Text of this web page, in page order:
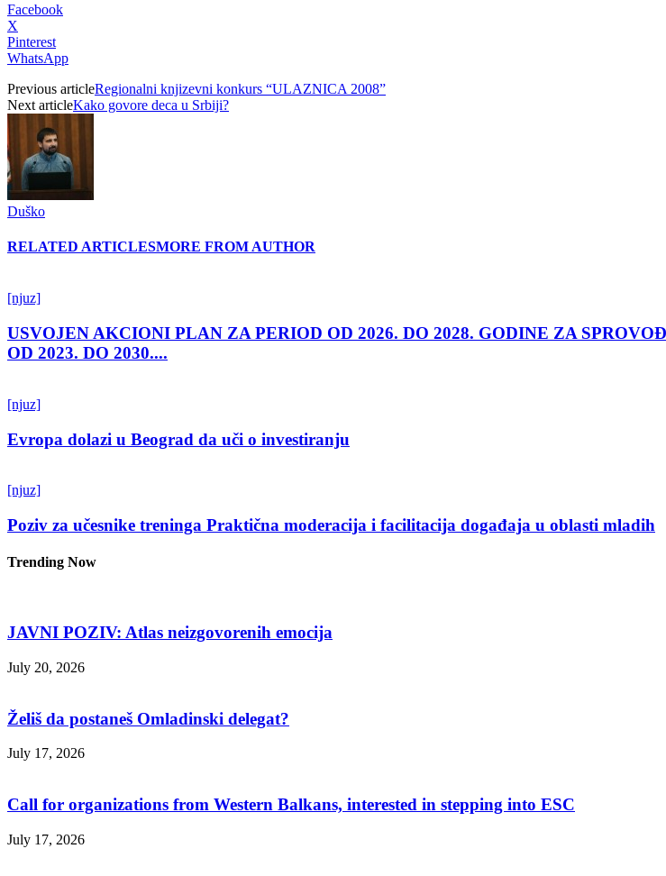
Facebook
X
Pinterest
WhatsApp
Previous articleRegionalni knjizevni konkurs “ULAZNICA 2008”
Next articleKako govore deca u Srbiji?
Duško
RELATED ARTICLESMORE FROM AUTHOR
[njuz]
USVOJEN AKCIONI PLAN ZA PERIOD OD 2026. DO 2028. GODINE ZA
OD 2023. DO 2030....
[njuz]
Evropa dolazi u Beograd da uči o investiranju
[njuz]
Poziv za učesnike treninga Praktična moderacija i facilitacija događaja u oblasti mladih
Trending Now
JAVNI POZIV: Atlas neizgovorenih emocija
July 20, 2026
Želiš da postaneš Omladinski delegat?
July 17, 2026
Call for organizations from Western Balkans, interested in stepping into ESC
July 17, 2026